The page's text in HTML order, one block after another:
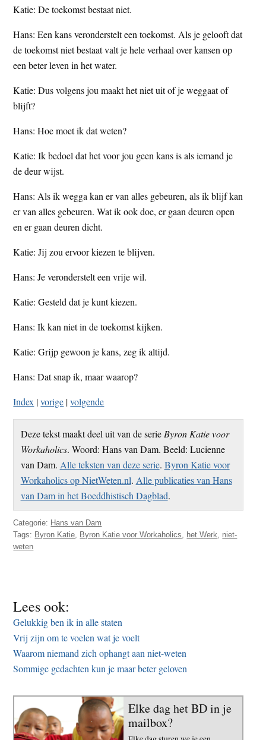
Katie: De toekomst bestaat niet.
Hans: Een kans veronderstelt een toekomst. Als je gelooft dat
de toekomst niet bestaat valt je hele verhaal over kansen op
een beter leven in het water.
Katie: Dus volgens jou maakt het niet uit of je weggaat of
blijft?
Hans: Hoe moet ik dat weten?
Katie: Ik bedoel dat het voor jou geen kans is als iemand je
de deur wijst.
Hans: Als ik wegga kan er van alles gebeuren, als ik blijf kan
er van alles gebeuren. Wat ik ook doe, er gaan deuren open
en er gaan deuren dicht.
Katie: Jij zou ervoor kiezen te blijven.
Hans: Je veronderstelt een vrije wil.
Katie: Gesteld dat je kunt kiezen.
Hans: Ik kan niet in de toekomst kijken.
Katie: Grijp gewoon je kans, zeg ik altijd.
Hans: Dat snap ik, maar waarop?
Index |vorige |volgende
Deze tekst maakt deel uit van de serie Byron Katie voor
Workaholics. Woord: Hans van Dam. Beeld: Lucienne
van Dam. Alle teksten van deze serie. Byron Katie voor
Workaholics op NietWeten.nl. Alle publicaties van Hans
van Dam in het Boeddhistisch Dagblad.
Categorie: Hans van Dam
Tags: Byron Katie, Byron Katie voor Workaholics, het Werk, niet-
weten
Lees ook:
Gelukkig ben ik in alle staten
Vrij zijn om te voelen wat je voelt
Waarom niemand zich ophangt aan niet-weten
Sommige gedachten kun je maar beter geloven
Elke dag het BD in je
mailbox?